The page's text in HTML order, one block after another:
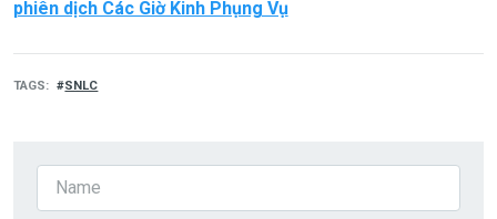
phiên dịch Các Giờ Kinh Phụng Vụ
TAGS SNLC